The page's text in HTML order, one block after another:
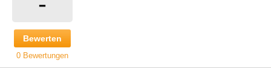
Bewerten
0 Bewertungen